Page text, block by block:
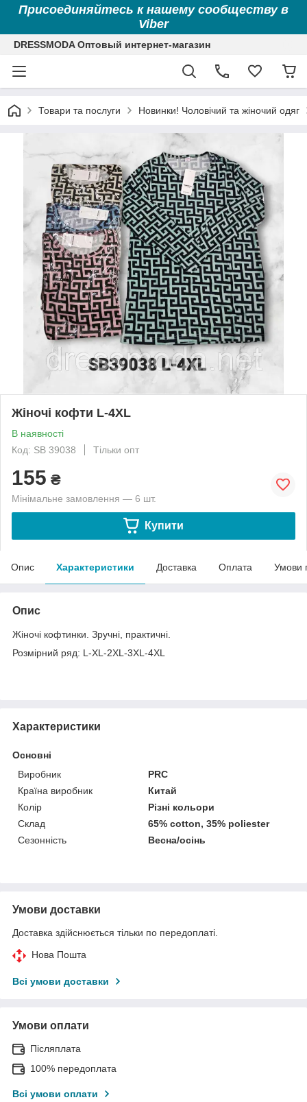
Присоединяйтесь к нашему сообществу в
Viber
DRESSMODA Оптовый интернет-магазин
Товари та послуги Новинки! Чоловічий та жіночий одяг
Жіночі кофти L-4XL
В наявності
Код: SB 39038
Тільки опт
155 ₴
Мінімальне замовлення — 6 шт.
Купити
Опис Характеристики Доставка Оплата Умови
Опис
Жіночі кофтинки. Зручні, практичні.
Розмірний ряд: L-XL-2XL-3XL-4XL
Характеристики
Основні
Виробник
PRC
Країна виробник
Китай
Колір
Різні кольори
Склад
65% cotton, 35% poliester
Сезонність
Весна/осінь
Умови доставки
Доставка здійснюється тільки по передоплаті.
Нова Пошта
Всі умови доставки
Умови оплати
Післяплата
100% передоплата
Всі умови оплати